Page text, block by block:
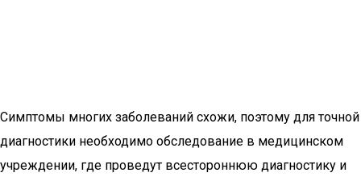
Симптомы многих заболеваний схожи, поэтому для точной
диагностики необходимо обследование в медицинском
учреждении, где проведут всестороннюю диагностику и